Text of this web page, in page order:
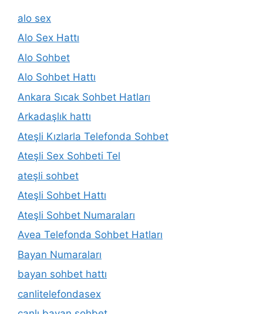
alo sex
Alo Sex Hattı
Alo Sohbet
Alo Sohbet Hattı
Ankara Sıcak Sohbet Hatları
Arkadaşlık hattı
Ateşli Kızlarla Telefonda Sohbet
Ateşli Sex Sohbeti Tel
ateşli sohbet
Ateşli Sohbet Hattı
Ateşli Sohbet Numaraları
Avea Telefonda Sohbet Hatları
Bayan Numaraları
bayan sohbet hattı
canlitelefondasex